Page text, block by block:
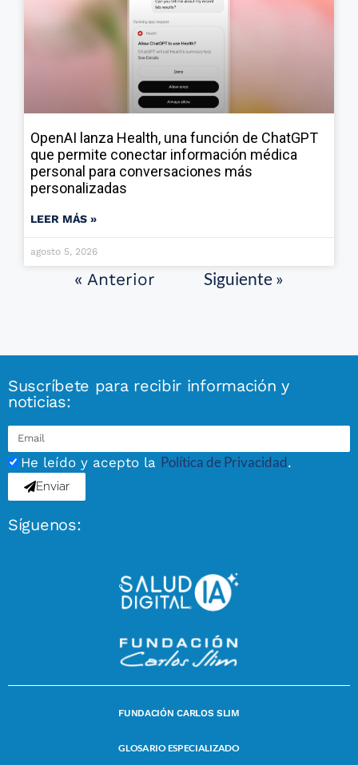
OpenAI lanza Health, una función de ChatGPT
que permite conectar información médica
personal para conversaciones más
personalizadas
LEER MÁS »
agosto 5, 2026
« Anterior Siguiente »
Suscríbete para recibir información y
noticias:
He leído y acepto la Política de Privacidad.
Enviar
Síguenos:
FUNDACIÓN CARLOS SLIM
GLOSARIO ESPECIALIZADO